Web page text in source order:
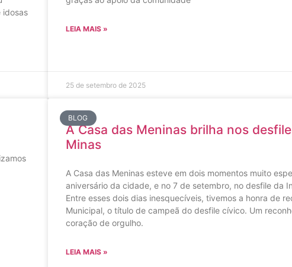
idosas
LEIA MAIS »
25 de setembro de 2025
BLOG
A Casa das Meninas brilha nos
Minas
A Casa das Meninas esteve em dois momentos muito
aniversário da cidade, e no 7 de setembro, no desfile da
Entre esses dois dias inesquecíveis, tivemos a honra de
Municipal, o título de campeã do desfile cívico. Um
coração de orgulho.
LEIA MAIS »